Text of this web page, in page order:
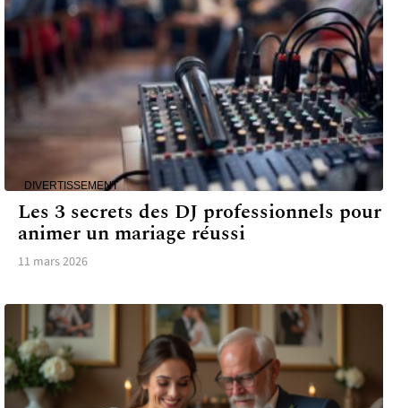
DIVERTISSEMENT
Les 3 secrets des DJ professionnels pour
animer un mariage réussi
11 mars 2026